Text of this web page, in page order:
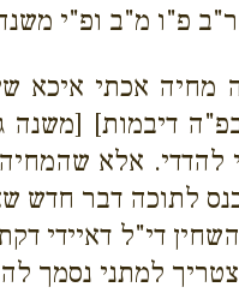
פ"ו מ"ב ופ"י משנה
אכתי איכא
דיבמות]
להדדי. אלא
לתוכה דבר חדש
די"ל דאיידי
למתני נסמך